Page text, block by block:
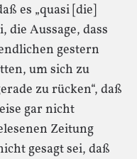
es „quasi [die]
die Aussage, dass
gestern
um sich zu
zu rücken“, daß
gar nicht
Zeitung
gesagt sei, daß